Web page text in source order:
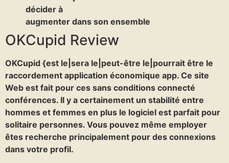
décider à
augmenter dans son ensemble
OKCupid Review
OKCupid {est le|sera le|peut-être le|pourrait être le
raccordement application économique app. Ce site
Web est fait pour ces sans conditions connecté
conférences. Il y a certainement un stabilité entre
hommes et femmes en plus le logiciel est parfait pour
solitaire personnes. Vous pouvez même employer
êtes recherche principalement pour des connexions
dans votre profil.